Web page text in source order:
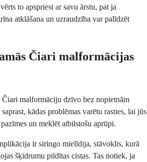
to apspriest ar savu ārstu, pat ja
atklāšana un uzraudzība var palīdzēt
Čiari malformācijas
malformāciju dzīvo bez nopietnām
kādas problēmas varētu rasties, lai jūs
un meklēt atbilstošu aprūpi.
ir siringo mielīdija, stāvoklis, kurā
šķidrumu pildītas cistas. Tas notiek, ja